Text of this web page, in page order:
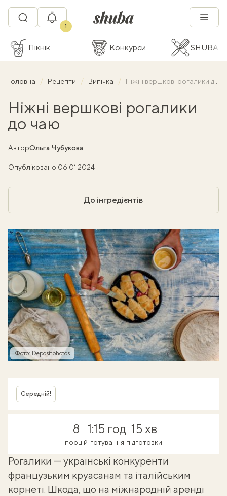
1
Пікнік Конкурси SHUBA
Головна Рецепти Випічка Ніжні вершкові рогалики до чаю
Ніжні вершкові рогалики
до чаю
АвторОльга Чубукова
Опубліковано:06.01.2024
До інгредієнтів
Фото: Depositphotos
Середній!
8
порцій
1:15 год
готування
15 хв
підготовки
Рогалики — українські конкуренти
французьким круасанам та італійським
корнеті. Шкода, що на міжнародній аренді